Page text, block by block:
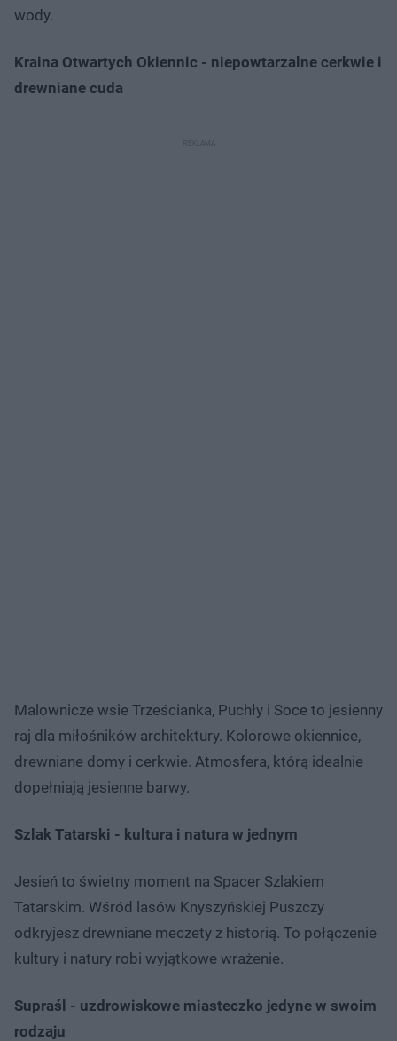
wody.
Kraina Otwartych Okiennic - niepowtarzalne cerkwie i
drewniane cuda
Malownicze wsie Trześcianka, Puchły i Soce to jesienny
raj dla miłośników architektury. Kolorowe okiennice,
drewniane domy i cerkwie. Atmosfera, którą idealnie
dopełniają jesienne barwy.
Szlak Tatarski - kultura i natura w jednym
Jesień to świetny moment na Spacer Szlakiem
Tatarskim. Wśród lasów Knyszyńskiej Puszczy
odkryjesz drewniane meczety z historią. To połączenie
kultury i natury robi wyjątkowe wrażenie.
Supraśl - uzdrowiskowe miasteczko jedyne w swoim
rodzaju